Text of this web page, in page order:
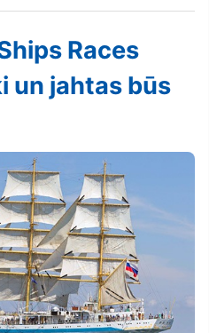
Races
un jahtas būs